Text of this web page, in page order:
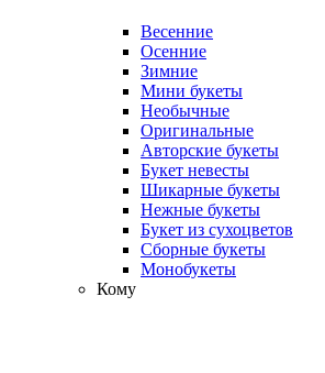
Весенние
Осенние
Зимние
Мини букеты
Необычные
Оригинальные
Авторские букеты
Букет невесты
Шикарные букеты
Нежные букеты
Букет из сухоцветов
Сборные букеты
Монобукеты
Кому